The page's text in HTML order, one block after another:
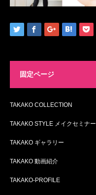
固定ページ
TAKAKO COLLECTION
TAKAKO STYLE メイクセミナー
TAKAKO ギャラリー
TAKAKO 動画紹介
TAKAKO-PROFILE